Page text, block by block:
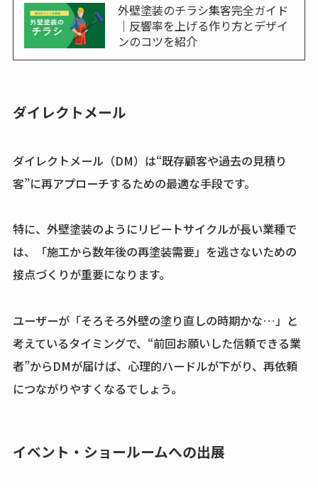
外壁塗装のチラシ集客完全ガイド
｜反響率を上げる作り方とデザイ
ンのコツを紹介
ダイレクトメール
ダイレクトメール（DM）は“既存顧客や過去の見積り
客”に再アプローチするための最適な手段です。
特に、外壁塗装のようにリピートサイクルが長い業種で
は、「施工から数年後の再塗装需要」を逃さないための
接点づくりが重要になります。
ユーザーが「そろそろ外壁の塗り直しの時期かな…」と
考えているタイミングで、“前回お願いした信頼できる業
者”からDMが届けば、心理的ハードルが下がり、再依頼
につながりやすくなるでしょう。
イベント・ショールームへの出展